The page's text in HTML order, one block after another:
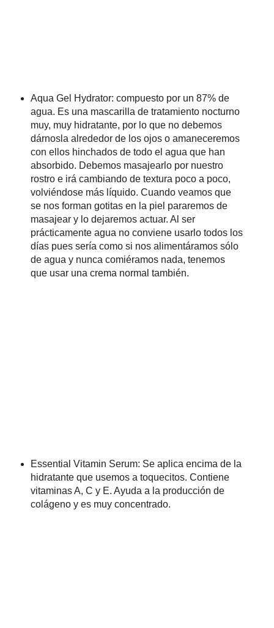
Aqua Gel Hydrator: compuesto por un 87% de
agua. Es una mascarilla de tratamiento nocturno
muy, muy hidratante, por lo que no debemos
dárnosla alrededor de los ojos o amaneceremos
con ellos hinchados de todo el agua que han
absorbido. Debemos masajearlo por nuestro
rostro e irá cambiando de textura poco a poco,
volviéndose más líquido. Cuando veamos que
se nos forman gotitas en la piel pararemos de
masajear y lo dejaremos actuar. Al ser
prácticamente agua no conviene usarlo todos los
días pues sería como si nos alimentáramos sólo
de agua y nunca comiéramos nada, tenemos
que usar una crema normal también.
Essential Vitamin Serum: Se aplica encima de la
hidratante que usemos a toquecitos. Contiene
vitaminas A, C y E. Ayuda a la producción de
colágeno y es muy concentrado.